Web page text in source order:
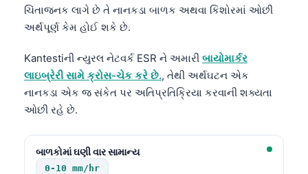
ચિંતાજનક લાગે છે તે નાનકડા બાળક અથવા કિશોરમાં ઓછી
અર્થપૂર્ણ કેમ હોઈ શકે છે.
Kantestiની ન્યુરલ નેટવર્ક ESR ને અમારી બાયોમાર્કર
લાઇબ્રેરી સામે ક્રોસ-ચેક કરે છે., તેથી અર્થઘટન એક
નાનકડા એક જ સંકેત પર અતિપ્રતિક્રિયા કરવાની શક્યતા
ઓછી રહે છે.
બાળકોમાં ઘણી વાર સામાન્ય
0-10 mm/hr